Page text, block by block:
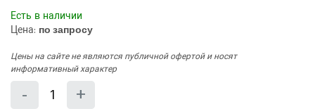
СЕЛЬСКОХОЗЯЙСТВЕННАЯ ТЕХНИКА
Есть в наличии
Цена: по запросу
Цены на сайте не являются публичной офертой и носят
информативный характер
- Уменьшить
+